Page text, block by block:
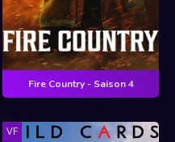
Fire Country - Saison 4
VF